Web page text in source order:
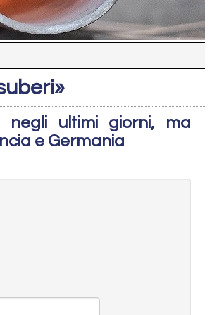
negli ultimi giorni, ma
e Germania